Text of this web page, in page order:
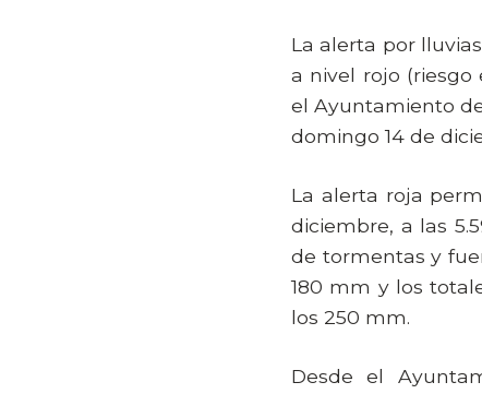
La alerta por
a nivel rojo (riesgo
el Ayuntamiento
domingo 14 de
La alerta roja
diciembre, a las
de tormentas y
180 mm y los
los 250 mm.
Desde el